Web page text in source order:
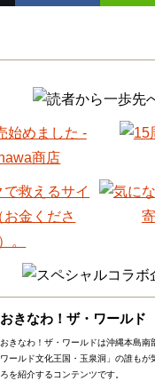
おきなわ！ザ・ワールド
おきなわ！ザ・ワールドは沖縄本島
ワールド文化王国・玉泉洞」の誰もが
ろを紹介するコンテンツです。